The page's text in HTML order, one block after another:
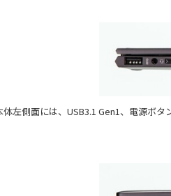
体左側面には、USB3.1 Gen1、電源ボ